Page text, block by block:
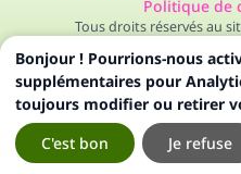
Politique de
Tous droits réservés au
Bonjour ! Pourrions-nous
supplémentaires pour
toujours modifier ou retirer
Je refuse
C'est bon